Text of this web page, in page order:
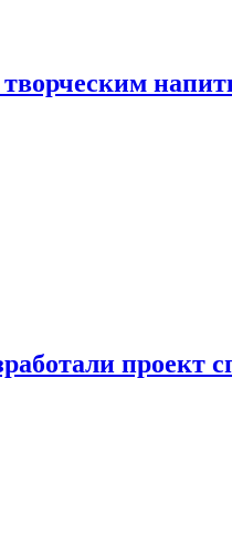
проект